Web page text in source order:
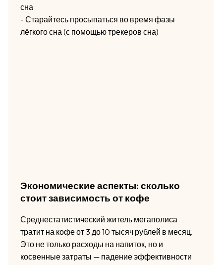
сна
- Старайтесь просыпаться во время фазы
лёгкого сна (с помощью трекеров сна)
Экономические аспекты: сколько
стоит зависимость от кофе
Среднестатистический житель мегаполиса
тратит на кофе от 3 до 10 тысяч рублей в месяц.
Это не только расходы на напиток, но и
косвенные затраты — падение эффективности